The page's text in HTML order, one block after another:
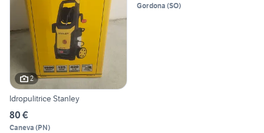
2
Idropulitrice Stanley
80 €
Caneva (PN)
Gordona (SO)